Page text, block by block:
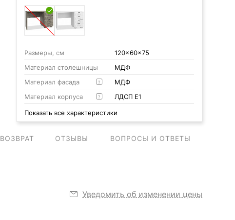
Размеры, см
120x60x75
Материал столешницы
МДФ
Материал фасада
?
МДФ
Материал корпуса
? ЛДСП Е1
Показать все характеристики
ВОЗВРАТ ОТЗЫВЫ ВОПРОСЫ И ОТВЕТЫ
Уведомить об изменении цены